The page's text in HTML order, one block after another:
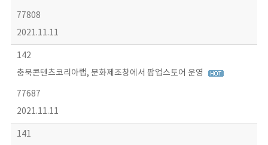
77808
2021.11.11
142
충북콘텐츠코리아랩, 문화제조창에서 팝업스토어 운영
77687
2021.11.11
141